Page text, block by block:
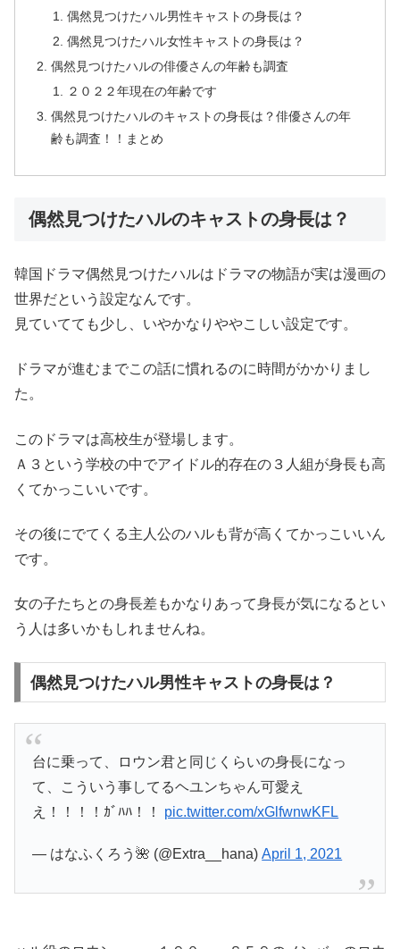
偶然見つけたハル男性キャストの身長は？
偶然見つけたハル女性キャストの身長は？
偶然見つけたハルの俳優さんの年齢も調査
２０２２年現在の年齢です
偶然見つけたハルのキャストの身長は？俳優さんの年
齢も調査！！まとめ
偶然見つけたハルのキャストの身長は？
韓国ドラマ偶然見つけたハルはドラマの物語が実は漫画の
世界だという設定なんです。
見ていてても少し、いやかなりややこしい設定です。
ドラマが進むまでこの話に慣れるのに時間がかかりまし
た。
このドラマは高校生が登場します。
Ａ３という学校の中でアイドル的存在の３人組が身長も高
くてかっこいいです。
その後にでてくる主人公のハルも背が高くてかっこいいん
です。
女の子たちとの身長差もかなりあって身長が気になるとい
う人は多いかもしれませんね。
偶然見つけたハル男性キャストの身長は？
台に乗って、ロウン君と同じくらいの身長になっ
て、こういう事してるヘユンちゃん可愛え
え！！！！ｶﾞﾊﾊ！！ pic.twitter.com/xGlfwnwKFL
— はなふくろう🌺 (@Extra__hana)April 1, 2021